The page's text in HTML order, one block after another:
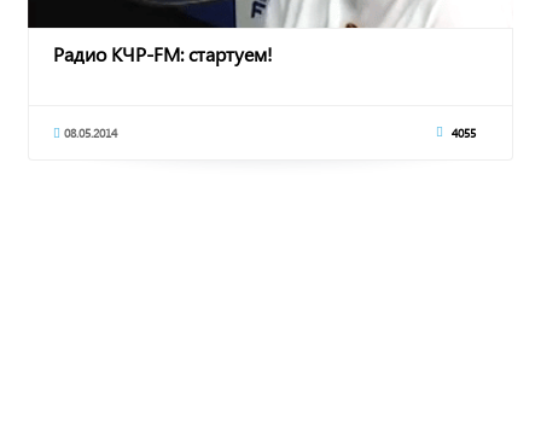
Радио КЧР-FM: стартуем!
08.05.2014 4055